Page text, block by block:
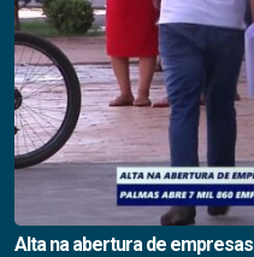
Alta na abertura de empresas